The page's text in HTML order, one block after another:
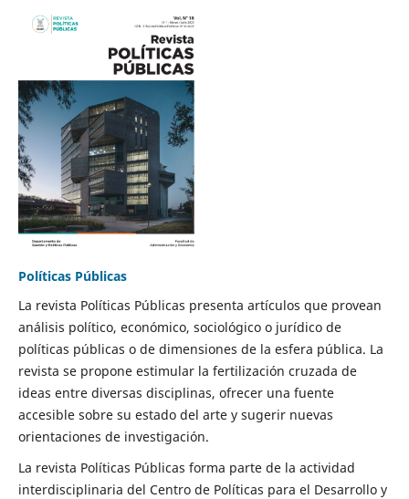
Políticas Públicas
La revista Políticas Públicas presenta artículos que provean
análisis político, económico, sociológico o jurídico de
políticas públicas o de dimensiones de la esfera pública. La
revista se propone estimular la fertilización cruzada de
ideas entre diversas disciplinas, ofrecer una fuente
accesible sobre su estado del arte y sugerir nuevas
orientaciones de investigación.
La revista Políticas Públicas forma parte de la actividad
interdisciplinaria del Centro de Políticas para el Desarrollo y